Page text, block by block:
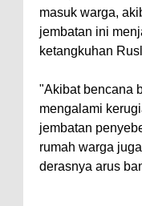
masuk warga,
jembatan ini
ketangkuhan
"Akibat bencana
mengalami
jembatan
rumah warga
derasnya arus